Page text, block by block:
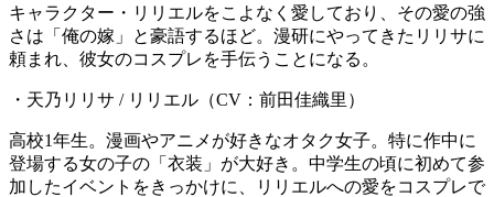
キャラクター・リリエルをこよなく愛しており、その愛の強
さは「俺の嫁」と豪語するほど。漫研にやってきたリリサに
頼まれ、彼女のコスプレを手伝うことになる。
・天乃リリサ / リリエル（CV：前田佳織里）
高校1年生。漫画やアニメが好きなオタク女子。特に作中に
登場する女の子の「衣装」が大好き。中学生の頃に初めて参
加したイベントをきっかけに、リリエルへの愛をコスプレで